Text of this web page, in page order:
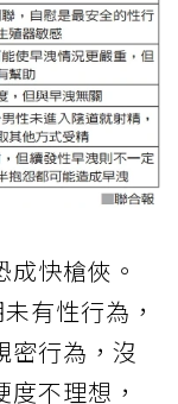
快槍俠。
有性行為，
密行為，沒
不理想，